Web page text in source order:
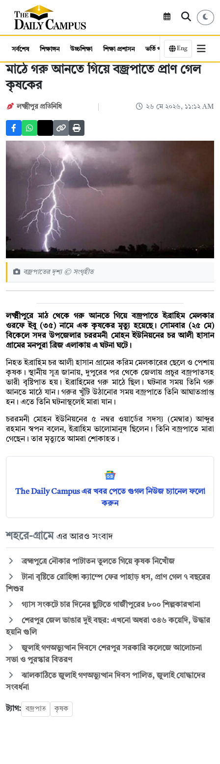
সর্বশেষ শিক্ষাঙ্গন উচ্চশিক্ষা শিক্ষা প্রশাসন ভর্তি পরীক্ষা কর্মসংস্থান
Eng
মাঠে গরু আনতে গিয়ে বজ্রপাতে প্রাণ গেল
কৃষকের
লক্ষ্মীপুর প্রতিনিধি ২৬ মে ২০২৬, ১১:১২ AM
বজ্রপাতের দৃশ্য © সংগৃহীত
লক্ষ্মীপুরে মাঠ থেকে গরু আনতে গিয়ে বজ্রপাতে ইব্রাহিম মেলকার
ওরফে ইবু (৩৫) নামে এক কৃষকের মৃত্যু হয়েছে। সোমবার (২৫ মে)
বিকেলে সদর উপজেলার চররমনী মোহন ইউনিয়নের চর আলী হাসান
গ্রামের মনপুরা ব্রিজ এলাকায় এ ঘটনা ঘটে।
নিহত ইব্রাহিম চর আলী হাসান গ্রামের করিম মেলকারের ছেলে ও পেশায়
কৃষক। স্থানীয় সূত্র জানায়, দুপুরের পর থেকে জেলায় প্রচুর বজ্রপাতসহ
ভারী বৃষ্টিপাত হয়। ইব্রাহিমের গরু মাঠে ছিল। ঘটনার সময় তিনি গরু
আনতে মাঠে যান। গরুর খুঁটি উঠানোর সময় বজ্রপাতে তিনি আঘাতপ্রাপ্ত
হন। এতে তিনি ঘটনাস্থলেই মারা যান।
চররমনী মোহন ইউনিয়নের ৫ নম্বর ওয়ার্ডের সদস্য (মেম্বার) আব্দুর
রহমান স্বপন বলেন, ইব্রাহিম ভালোমানুষ ছিলেন। তিনি বজ্রপাতে মারা
গেছেন। তার মৃত্যুতে আমরা শোকাহত।
The Daily Campus এর খবর পেতে গুগল নিউজ চ্যানেল ফলো
করুন
শহরে-গ্রামে এর আরও সংবাদ
ব্রহ্মপুত্রে নৌকার পাটাতন তুলতে গিয়ে কৃষক নিখোঁজ
টানা বৃষ্টিতে রোহিঙ্গা ক্যাম্পে ফের পাহাড় ধস, প্রাণ গেল ৭ বছরের
শিশুর
গ্যাস সংকটে চার দিনের ছুটিতে গাজীপুরের ৮০০ শিল্পকারখানা
শেরপুর জেল ভাঙার দুই বছর: এখনো অধরা ৩৪৬ কয়েদি, উদ্ধার
হয়নি গুলি
জুলাই গণঅভ্যুত্থান দিবসে শেরপুর সরকারি কলেজে আলোচনা
সভা ও পুরস্কার বিতরণ
ঝালকাঠিতে জুলাই গণঅভ্যুত্থান দিবস পালিত, জুলাই যোদ্ধাদের
সংবর্ধনা
ট্যাগ: বজ্রপাত কৃষক